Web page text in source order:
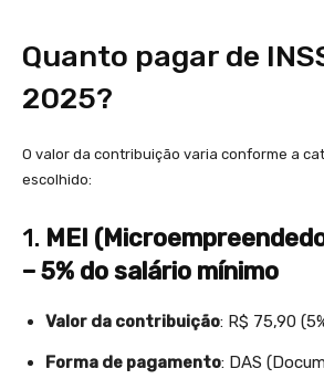
Quanto pagar de
2025?
O valor da contribuição varia conforme a
escolhido:
1. MEI
– 5% do salário mínimo
Valor da contribuição: R$ 75,90
Forma de pagamento: DAS